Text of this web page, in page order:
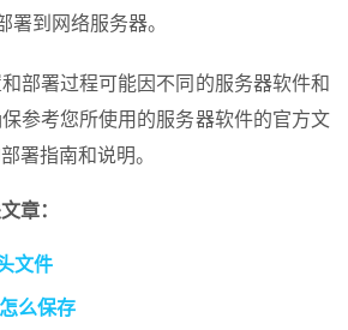
署到网络服务器。
部署过程可能因不同的服务器软件和
参考您所使用的服务器软件的官方文
署指南和说明。
章：
文件
么保存